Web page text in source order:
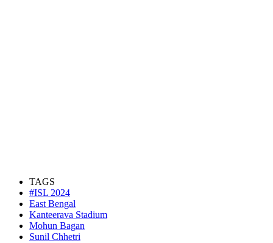
TAGS
#ISL 2024
East Bengal
Kanteerava Stadium
Mohun Bagan
Sunil Chhetri